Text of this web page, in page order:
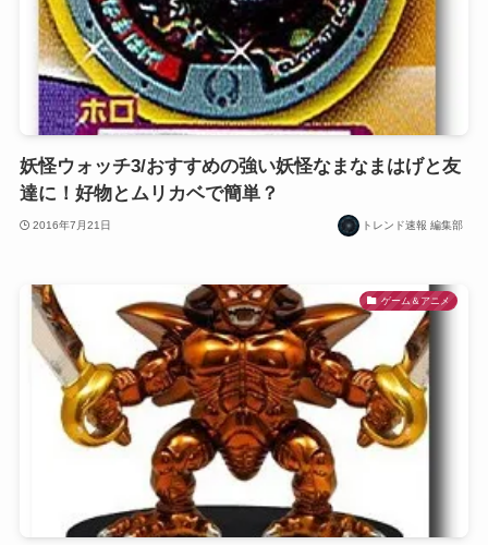
妖怪ウォッチ3/おすすめの強い妖怪なまなまはげと友
達に！好物とムリカベで簡単？
2016年7月21日 トレンド速報 編集部
ゲーム＆アニメ